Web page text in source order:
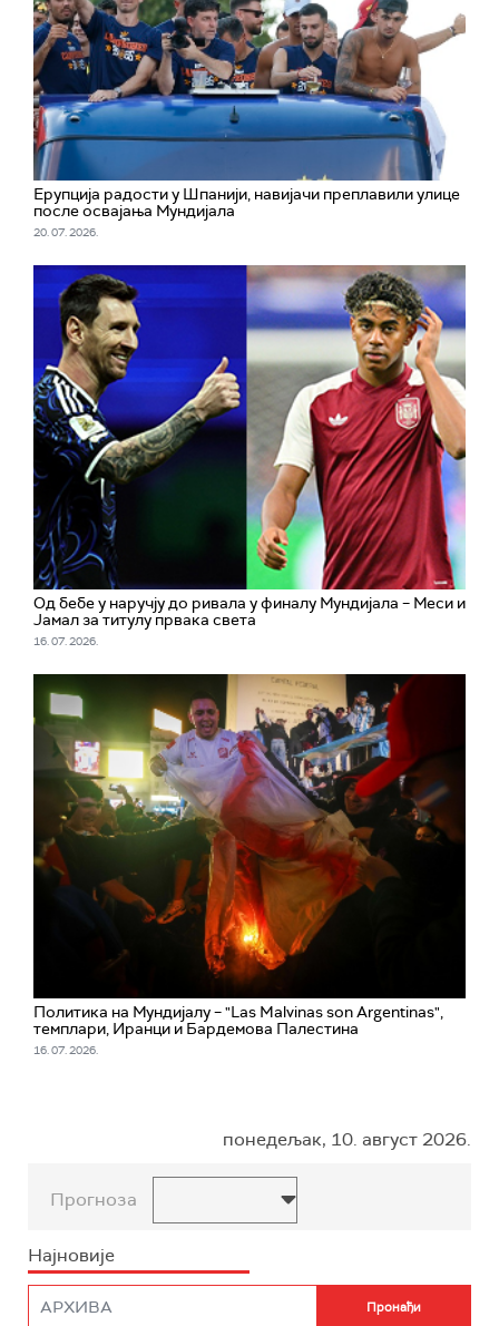
Ерупција радости у Шпанији, навијачи преплавили улице
после освајања Мундијала
20. 07. 2026.
Од бебе у наручју до ривала у финалу Мундијала – Меси и
Јамал за титулу првака света
16. 07. 2026.
Политика на Мундијалу – "Las Malvinas son Argentinas",
темплари, Иранци и Бардемова Палестина
16. 07. 2026.
понедељак, 10. август 2026.
Прогноза
Најновије